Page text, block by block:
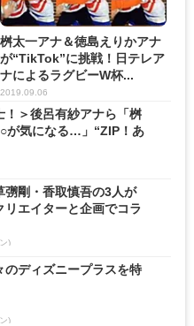
桝太一アナ＆徳島えりかアナ
が“TikTok”に挑戦！日テレア
ナによるラグビーW杯...
2019.09.06
！＞後呂有紗アナら「桝
が気になる…」“ZIP！あ
彅剛・香取慎吾の3人が
リエイターと企画でコラ
)
のディズニープラスを特
)